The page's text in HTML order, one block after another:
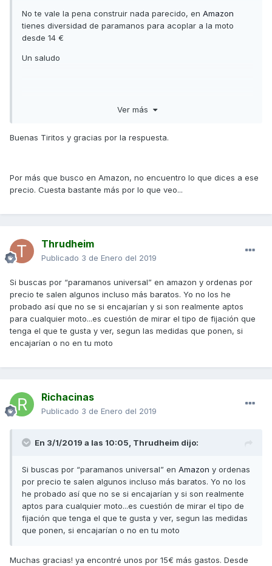
que pueda calentarse y darle la forma deseada? y para el
pegado?
No te vale la pena construir nada parecido, en Amazon
tienes diversidad de paramanos para acoplar a la moto
desde 14 €
Un saludo
Ver más
Buenas Tiritos y gracias por la respuesta.
Por más que busco en Amazon, no encuentro lo que dices a ese
precio. Cuesta bastante más por lo que veo...
Thrudheim
Publicado 3 de Enero del 2019
Si buscas por “paramanos universal” en amazon y ordenas por
precio te salen algunos incluso más baratos. Yo no los he
probado así que no se si encajarían y si son realmente aptos
para cualquier moto...es cuestión de mirar el tipo de fijación que
tenga el que te gusta y ver, segun las medidas que ponen, si
encajarían o no en tu moto
Richacinas
Publicado 3 de Enero del 2019
En 3/1/2019 a las 10:05, Thrudheim dijo:
Si buscas por “paramanos universal” en Amazon y ordenas
por precio te salen algunos incluso más baratos. Yo no los
he probado así que no se si encajarían y si son realmente
aptos para cualquier moto...es cuestión de mirar el tipo de
fijación que tenga el que te gusta y ver, segun las medidas
que ponen, si encajarían o no en tu moto
Muchas gracias! ya encontré unos por 15€ más gastos. Desde